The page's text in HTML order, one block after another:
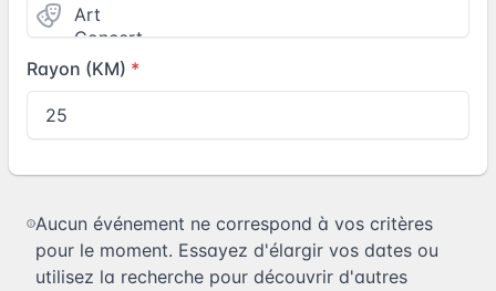
Rayon (KM)
Aucun événement ne correspond à vos critères
pour le moment. Essayez d'élargir vos dates ou
utilisez la recherche pour découvrir d'autres